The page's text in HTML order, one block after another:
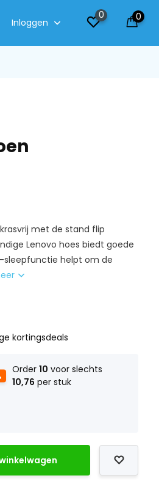
Inloggen
0 0
met de stand flip
Lenovo hoes biedt goede
sleepfunctie helpt om de
kortingsdeals
Order 10 voor slechts
10,76 per stuk